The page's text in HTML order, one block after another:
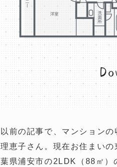
以前の記事で、マンション
理恵子さん。現在お住まい
葉県浦安市の2LDK（88㎡）